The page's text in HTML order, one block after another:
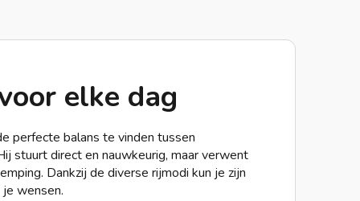
elke dag
perfecte balans te vinden tussen
stuurt direct en nauwkeurig, maar verwent
Dankzij de diverse rijmodi kun je zijn
wensen.